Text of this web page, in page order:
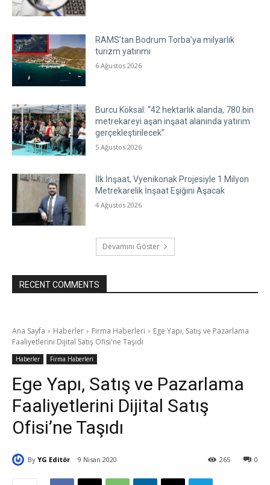
RAMS’tan Bodrum Torba’ya milyarlık
turizm yatırımı
6 Ağustos 2026
Burcu Köksal: “42 hektarlık alanda, 780 bin
metrekareyi aşan inşaat alanında yatırım
gerçekleştirilecek”
5 Ağustos 2026
İlk İnşaat, Vyenikonak Projesiyle 1 Milyon
Metrekarelik İnşaat Eşiğini Aşacak
4 Ağustos 2026
Devamını Göster
RECENT COMMENTS